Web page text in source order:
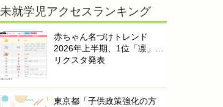
未就学児アクセスランキング
赤ちゃん名づけトレンド
2026年上半期、1位「凛」…
リクスタ発表
東京都「子供政策強化の方